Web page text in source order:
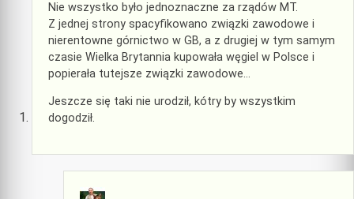
Nie wszystko było jednoznaczne za rządów MT.
Z jednej strony spacyfikowano związki zawodowe i
nierentowne górnictwo w GB, a z drugiej w tym samym
czasie Wielka Brytannia kupowała węgiel w Polsce i
popierała tutejsze związki zawodowe…
Jeszcze się taki nie urodził, kótry by wszystkim
dogodził.